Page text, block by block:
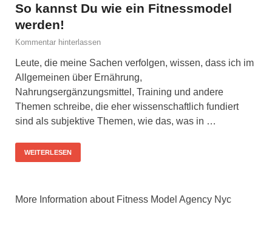
So kannst Du wie ein Fitnessmodel
werden!
Kommentar hinterlassen
Leute, die meine Sachen verfolgen, wissen, dass ich im
Allgemeinen über Ernährung,
Nahrungsergänzungsmittel, Training und andere
Themen schreibe, die eher wissenschaftlich fundiert
sind als subjektive Themen, wie das, was in …
WEITERLESEN
More Information about Fitness Model Agency Nyc